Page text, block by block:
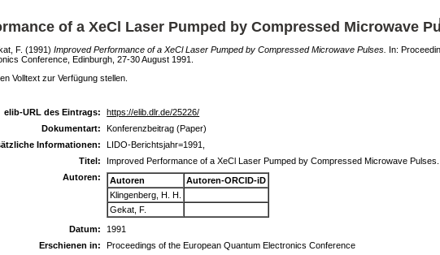
of a XeCl Laser Pumped by Compressed Microwave
F. (1991) Improved Performance of a XeCl Laser Pumped by Compressed Microwave Pulses. In:
Conference, Edinburgh, 27-30 August 1991.
Volltext zur Verfügung stellen.
elib-URL des Eintrags:
https://elib.dlr.de/25226/
Dokumentart:
Konferenzbeitrag (Paper)
Informationen:
LIDO-Berichtsjahr=1991,
Titel:
Improved Performance of a XeCl Laser Pumped by Compressed Microwave Pulses.
Autoren:
Autoren
Autoren-ORCID-iD
Klingenberg, H. H.
Gekat, F.
Datum:
1991
Erschienen in:
Proceedings of the European Quantum Electronics Conference